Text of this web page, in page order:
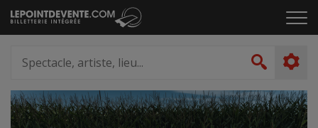
Passer
au
le
artiste,
lieu...